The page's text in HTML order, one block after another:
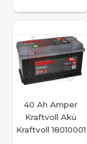
40 Ah Amper
Kraftvoll Akü
Kraftvoll 18010001